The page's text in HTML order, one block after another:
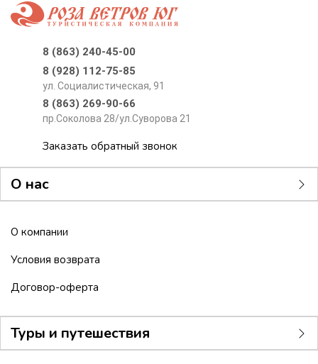
8 (863) 240-45-00
8 (928) 112-75-85
ул. Социалистическая, 91
8 (863) 269-90-66
пр.Соколова 28/ул.Суворова 21
Заказать обратный звонок
О нас
О компании
Условия возврата
Договор-оферта
Туры и путешествия